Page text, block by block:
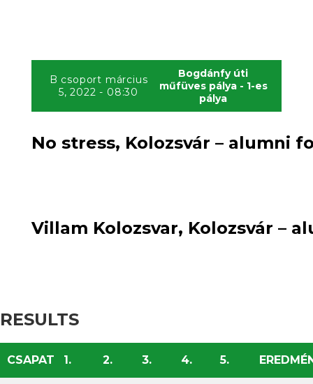
B csoport március
5, 2022 - 08:30
Bogdánfy úti
műfüves pálya - 1-es
pálya
No stress, Kolozsvár – alumni
Villam Kolozsvar, Kolozsvár –
RESULTS
CSAPAT 1. 2. 3. 4. 5.